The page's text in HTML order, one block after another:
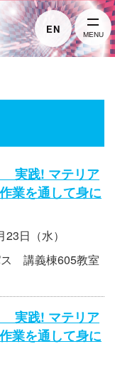
EN MENU
実践! マテリア
業を通して身に
日（水）
ス 講義棟605教室
実践! マテリア
業を通して身に